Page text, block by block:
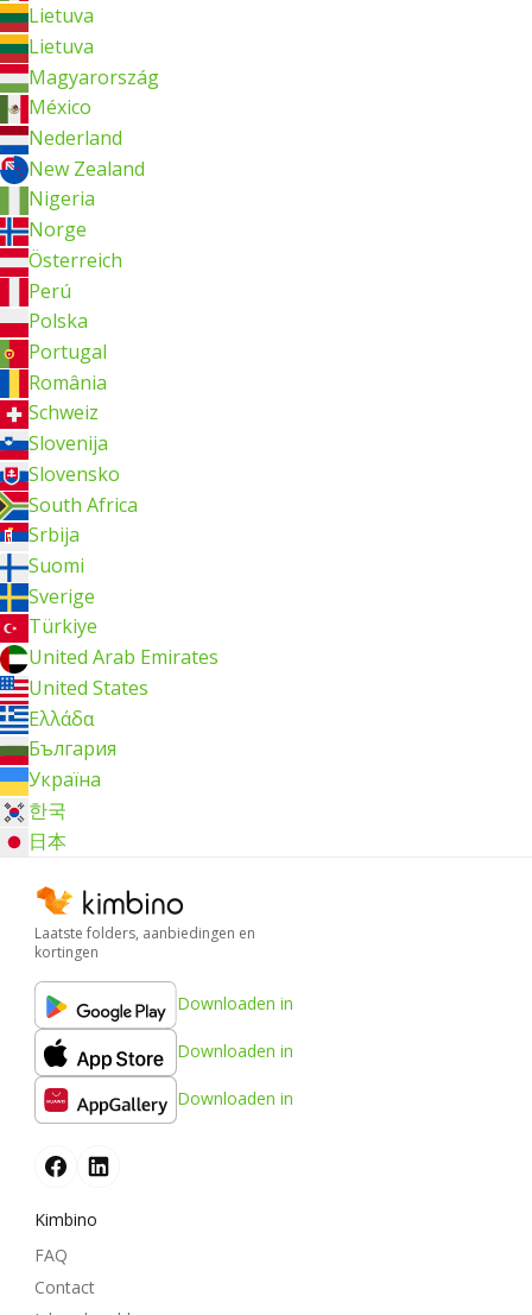
Lietuva
Lietuva
Magyarország
México
Nederland
New Zealand
Nigeria
Norge
Österreich
Perú
Polska
Portugal
România
Schweiz
Slovenija
Slovensko
South Africa
Srbija
Suomi
Sverige
Türkiye
United Arab Emirates
United States
Ελλάδα
България
Україна
한국
日本
Laatste folders, aanbiedingen en
kortingen
Downloaden in
Downloaden in
Downloaden in
Kimbino
FAQ
Contact